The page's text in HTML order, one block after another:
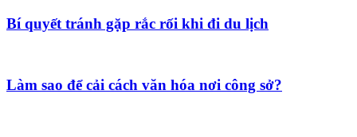
Bí quyết tránh gặp rắc rối khi đi du lịch
Làm sao để cải cách văn hóa nơi công sở?